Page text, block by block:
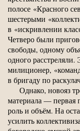
полосе «Красного
шестерыми
в «искривлении
Четверо были
свободы, одному
одного
милиционер,
в бригаду по
Однако, новояз
материала — первая
роль и объём. На
усилить